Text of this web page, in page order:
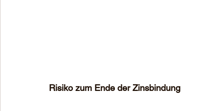
Risiko zum Ende der Zinsbindung